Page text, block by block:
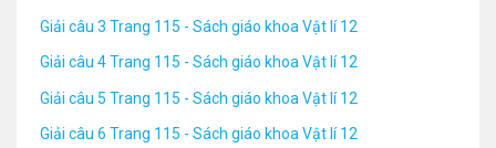
Giải câu 3 Trang 115 - Sách giáo khoa Vật lí 12
Giải câu 4 Trang 115 - Sách giáo khoa Vật lí 12
Giải câu 5 Trang 115 - Sách giáo khoa Vật lí 12
Giải câu 6 Trang 115 - Sách giáo khoa Vật lí 12